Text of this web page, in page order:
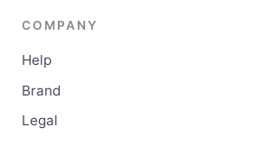
COMPANY
Help
Brand
Legal